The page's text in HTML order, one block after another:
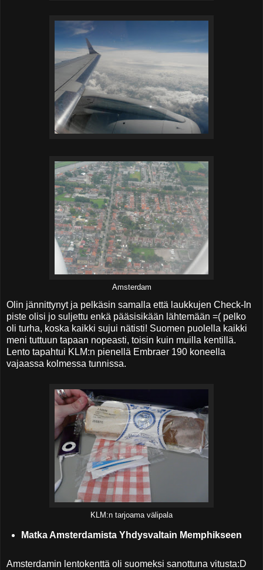
Amsterdam
Olin jännittynyt ja pelkäsin samalla että laukkujen Check-In
piste olisi jo suljettu enkä pääsisikään lähtemään =( pelko
oli turha, koska kaikki sujui nätisti! Suomen puolella kaikki
meni tuttuun tapaan nopeasti, toisin kuin muilla kentillä.
Lento tapahtui KLM:n pienellä Embraer 190 koneella
vajaassa kolmessa tunnissa.
KLM:n tarjoama välipala
Matka Amsterdamista Yhdysvaltain Memphikseen
Amsterdamin lentokenttä oli suomeksi sanottuna vitusta:D